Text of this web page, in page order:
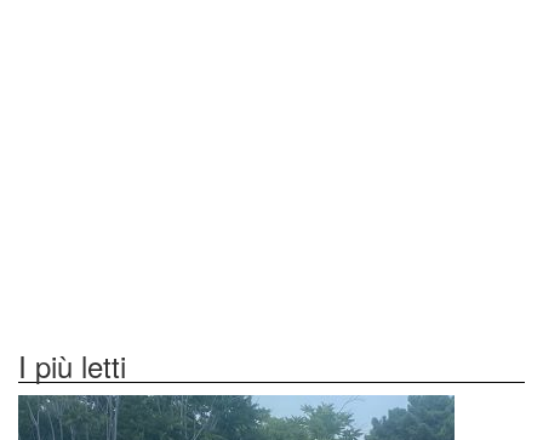
I più letti